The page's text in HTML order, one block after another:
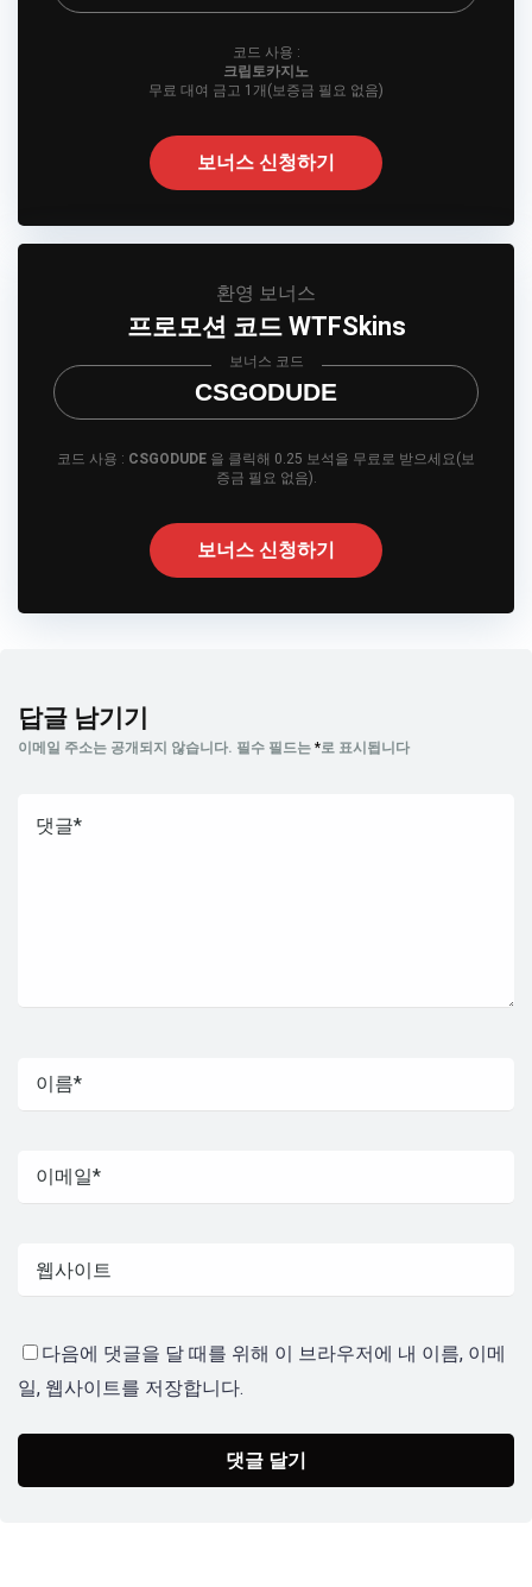
코드 사용 :
크립토카지노
무료 대여 금고 1개(보증금 필요 없음)
보너스 신청하기
환영 보너스
프로모션 코드 WTFSkins
CSGODUDE
보너스 코드
코드 사용 : CSGODUDE 을 클릭해 0.25 보석을 무료로 받으세요(보
증금 필요 없음).
보너스 신청하기
답글 남기기
이메일 주소는 공개되지 않습니다. 필수 필드는 *로 표시됩니다
다음에 댓글을 달 때를 위해 이 브라우저에 내 이름, 이메
일, 웹사이트를 저장합니다.